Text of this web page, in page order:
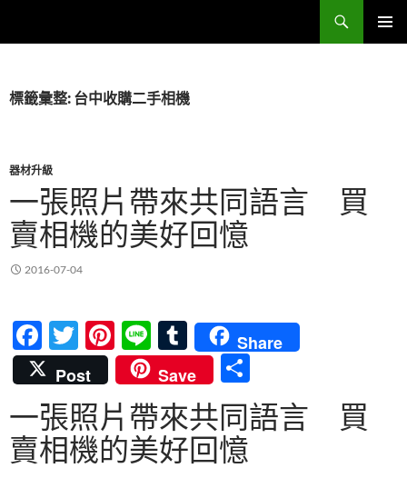
內標籤彙整: 台中收購二手相機
器材升級
一張照片帶來共同語言 買
賣相機的美好回憶
2016-07-04
F
ac
e
b
o
T
w
itt
er
Pi
nt
er
es
t
Li
n
e
T
u
m
bl
r
Share
Post
Save
享
一張照片帶來共同語言 買
賣相機的美好回憶